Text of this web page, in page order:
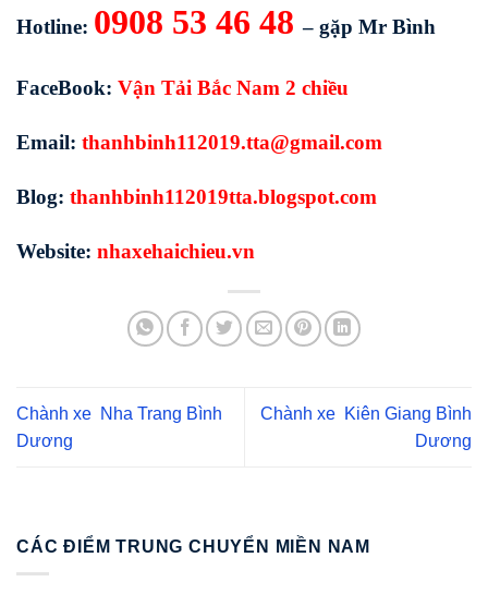
Hotline: 0908 53 46 48 – gặp Mr Bình
FaceBook: Vận Tải Bắc Nam 2 chiều
Email: thanhbinh112019.tta@gmail.com
Blog: thanhbinh112019tta.blogspot.com
Website: nhaxehaichieu.vn
Chành xe Nha Trang Bình
Dương
Chành xe Kiên Giang Bình
Dương
CÁC ĐIỂM TRUNG CHUYỂN MIỀN NAM